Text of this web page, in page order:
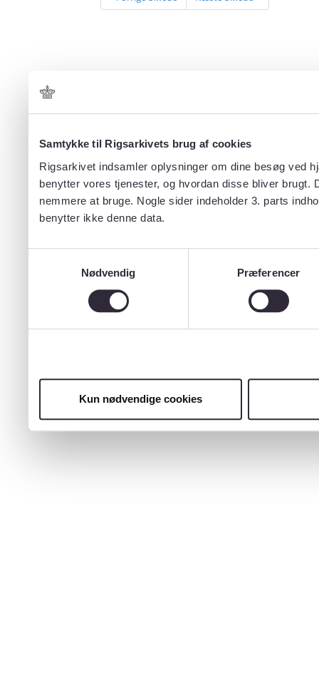
Samtykke til Rigsarkivets brug af cookies
Rigsarkivet indsamler oplysninger om dine besøg ved
benytter vores tjenester, og hvordan disse bliver
nemmere at bruge. Nogle sider indeholder 3. parts
benytter ikke denne data.
Nødvendig
Præferencer
Kun nødvendige cookies